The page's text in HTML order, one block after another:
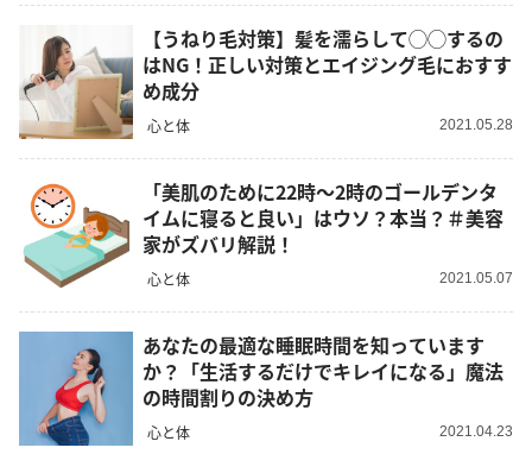
【うねり毛対策】髪を濡らして◯◯するの
はNG！正しい対策とエイジング毛におすす
め成分
心と体 2021.05.28
「美肌のために22時～2時のゴールデンタ
イムに寝ると良い」はウソ？本当？＃美容
家がズバリ解説！
心と体 2021.05.07
あなたの最適な睡眠時間を知っています
か？「生活するだけでキレイになる」魔法
の時間割りの決め方
心と体 2021.04.23